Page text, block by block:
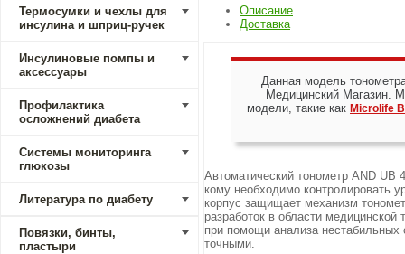
Термосумки и чехлы для
инсулина и шприц-ручек
Инсулиновые помпы и
аксессуары
Профилактика
осложнений диабета
Системы мониторинга
глюкозы
Литература по диабету
Повязки, бинты,
пластыри
Описание
Доставка
Данная модель
Медицинский Магазин.
модели, такие как Microlife
Автоматический тонометр AND UB
кому необходимо контролировать
корпус защищает механизм
разработок в области
при помощи анализа
точными.